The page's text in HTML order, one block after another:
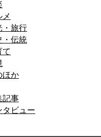
・旅行
・伝統
ほか
記事
タビュー